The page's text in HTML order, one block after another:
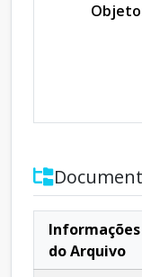
Informações
do Arquivo